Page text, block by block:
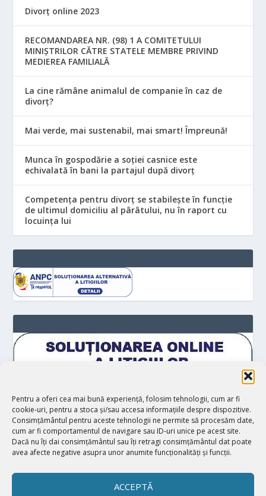
Pentru a oferi cea mai bună experiență, folosim tehnologii, cum ar fi
cookie-uri, pentru a stoca și/sau accesa informațiile despre dispozitive.
Consimțământul pentru aceste tehnologii ne permite să procesăm date,
cum ar fi comportamentul de navigare sau ID-uri unice pe acest site.
Dacă nu îți dai consimțământul sau îți retragi consimțământul dat poate
avea afecte negative asupra unor anumite funcționalități și funcții.
ACCEPTĂ
Divorț online 2023
RECOMANDAREA NR. (98) 1 A COMITETULUI
MINIŞTRILOR CĂTRE STATELE MEMBRE PRIVIND
MEDIEREA FAMILIALĂ
La cine rămâne animalul de companie în caz de
divorț?
Mai verde, mai sustenabil, mai smart! Împreună!
Munca în gospodărie a soției casnice este
echivalată în bani la partajul după divorț
Competența pentru divorț se stabilește în funcție
de ultimul domiciliu al pârâtului, nu în raport cu
locuinţa lui